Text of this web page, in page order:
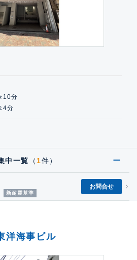
10分
4分
中一覧 （ 1件）
新耐震基準
お問合せ
洋海事ビル